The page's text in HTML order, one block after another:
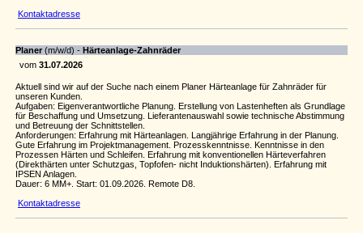
Kontaktadresse
Planer (m/w/d) - Härteanlage-Zahnräder
vom 31.07.2026
Aktuell sind wir auf der Suche nach einem Planer Härteanlage für Zahnräder für
unseren Kunden.
Aufgaben: Eigenverantwortliche Planung. Erstellung von Lastenheften als Grundlage
für Beschaffung und Umsetzung. Lieferantenauswahl sowie technische Abstimmung
und Betreuung der Schnittstellen.
Anforderungen: Erfahrung mit Härteanlagen. Langjährige Erfahrung in der Planung.
Gute Erfahrung im Projektmanagement. Prozesskenntnisse. Kenntnisse in den
Prozessen Härten und Schleifen. Erfahrung mit konventionellen Härteverfahren
(Direkthärten unter Schutzgas, Topfofen- nicht Induktionshärten). Erfahrung mit
IPSEN Anlagen.
Dauer: 6 MM+. Start: 01.09.2026. Remote D8.
Kontaktadresse